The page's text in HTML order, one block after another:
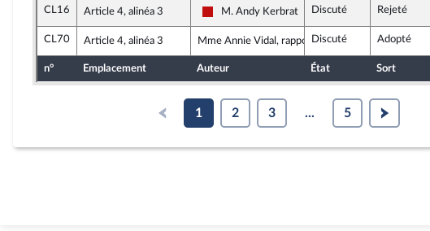
CL16 Article 4, alinéa 3
La France insoumise - Nouveau Front Populaire
M. Andy Kerbrat Discuté Rejeté
CL70 Article 4, alinéa 3 Mme Annie Vidal, rapporteure
Discuté Adopté
n° Emplacement Auteur État Sort
1 2 3 ... 5